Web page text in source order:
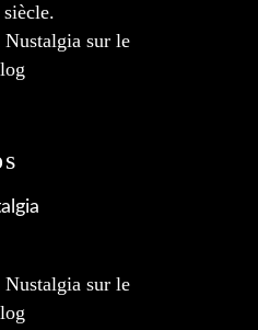
Nustalgia sur le
Nustalgia sur le